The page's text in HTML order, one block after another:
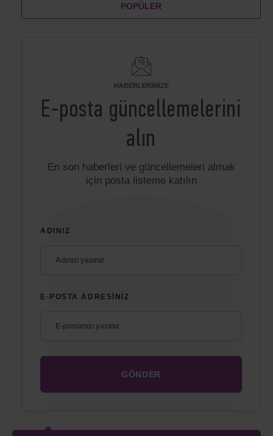
POPÜLER
HABERLERIMIZE
E-posta güncellemelerini
alın
En son haberleri ve güncellemeleri almak
için posta listeme katılın
ADINIZ
E-POSTA ADRESINIZ